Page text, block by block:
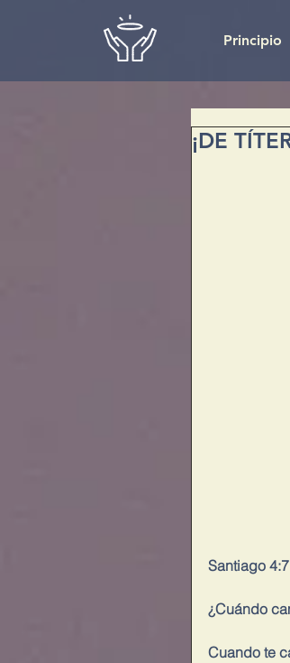
Principio
¡DE
Santiago
¿Cuándo
Cuando te